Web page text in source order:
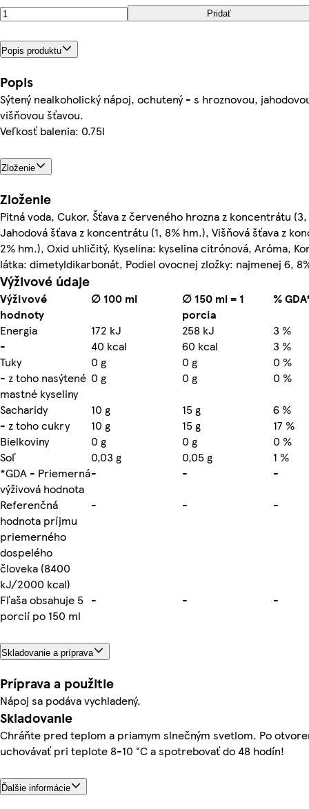
Pridať
Popis produktu
Popis
Sýtený nealkoholický nápoj, ochutený - s hroznovou,
višňovou šťavou.
Veľkosť balenia: 0.75l
Zloženie
Zloženie
Pitná voda, Cukor, Šťava z červeného hrozna z koncentrátu
Jahodová šťava z koncentrátu (1, 8% hm.), Višňová šťava z
2% hm.), Oxid uhličitý, Kyselina: kyselina citrónová, Aróma,
látka: dimetyldikarbonát, Podiel ovocnej zložky: najmenej 6,
Výživové údaje
Výživové
hodnoty
∅ 100 ml
∅ 150 ml = 1
porcia
%
Energia
172 kJ 258 kJ
3 %
-
40 kcal 60 kcal
3 %
Tuky
0 g 0 g
0 %
- z toho nasýtené
mastné kyseliny
0 g 0 g
0 %
Sacharidy
10 g 15 g
6 %
- z toho cukry
10 g 15 g
17 %
Bielkoviny
0 g 0 g
0 %
Soľ
0,03 g 0,05 g
1 %
*GDA - Priemerná
výživová hodnota
- -
-
Referenčná
hodnota príjmu
priemerného
dospelého
človeka (8400
kJ/2000 kcal)
- - -
Fľaša obsahuje 5
porcií po 150 ml
- - -
Skladovanie a príprava
Príprava a použitie
Nápoj sa podáva vychladený.
Skladovanie
Chráňte pred teplom a priamym slnečným svetlom. Po
uchovávať pri teplote 8-10 °C a spotrebovať do 48 hodín!
Ďalšie informácie